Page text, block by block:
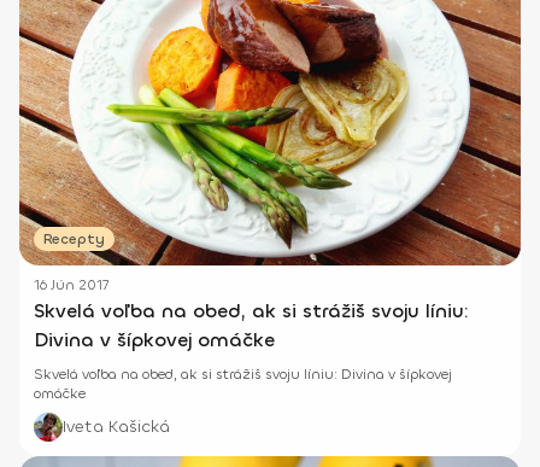
Recepty
16 Jún 2017
Skvelá voľba na obed, ak si strážiš svoju líniu:
Divina v šípkovej omáčke
Skvelá voľba na obed, ak si strážiš svoju líniu: Divina v šípkovej
omáčke
Iveta Kašická